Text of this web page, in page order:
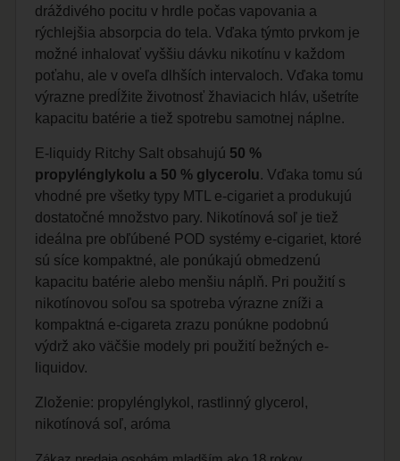
dráždivého pocitu v hrdle počas vapovania a
rýchlejšia absorpcia do tela. Vďaka týmto prvkom je
možné inhalovať vyššiu dávku nikotínu v každom
poťahu, ale v oveľa dlhších intervaloch. Vďaka tomu
výrazne predĺžite životnosť žhaviacich hláv, ušetríte
kapacitu batérie a tiež spotrebu samotnej náplne.
E-liquidy Ritchy Salt obsahujú 50 %
propylénglykolu a 50 % glycerolu. Vďaka tomu sú
vhodné pre všetky typy MTL e-cigariet a produkujú
dostatočné množstvo pary. Nikotínová soľ je tiež
ideálna pre obľúbené POD systémy e-cigariet, ktoré
sú síce kompaktné, ale ponúkajú obmedzenú
kapacitu batérie alebo menšiu náplň. Pri použití s
nikotínovou soľou sa spotreba výrazne zníži a
kompaktná e-cigareta zrazu ponúkne podobnú
výdrž ako väčšie modely pri použití bežných e-
liquidov.
Zloženie: propylénglykol, rastlinný glycerol,
nikotínová soľ, aróma